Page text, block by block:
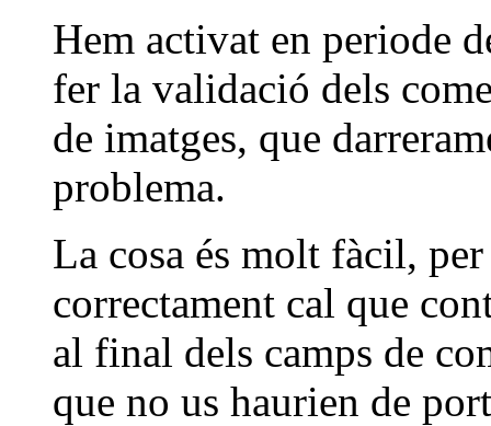
Hem activat en periode
fer la validació dels
de imatges, que
problema.
La cosa és molt fàcil,
correctament cal que
al final dels camps de
que no us haurien de